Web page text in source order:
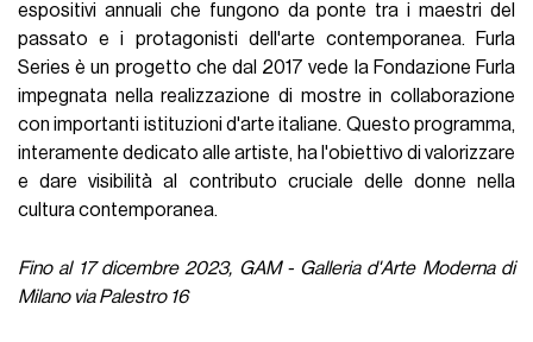
espositivi annuali che fungono da ponte tra i maestri del
passato e i protagonisti dell'arte contemporanea. Furla
Series è un progetto che dal 2017 vede la Fondazione Furla
impegnata nella realizzazione di mostre in collaborazione
con importanti istituzioni d'arte italiane. Questo programma,
interamente dedicato alle artiste, ha l'obiettivo di valorizzare
e dare visibilità al contributo cruciale delle donne nella
cultura contemporanea.
Fino al 17 dicembre 2023, GAM - Galleria d'Arte Moderna di
Milano via Palestro 16